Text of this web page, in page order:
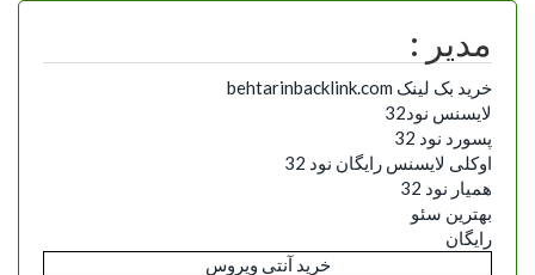
مدیر :
خرید بک لینک behtarinbacklink.com
لایسنس نود32
پسورد نود 32
اوکلی لایسنس رایگان نود 32
همیار نود 32
بهترین سئو
رایگان
خرید آنتی ویروس